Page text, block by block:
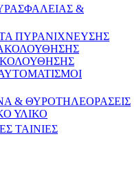
&
ΠΥΡΑΝΙΧΝΕΥΣΗΣ
& ΘΥΡΟΤΗΛΕΟΡΑΣΕΙΣ
ΥΛΙΚΟ
ΤΑΙΝΙΕΣ